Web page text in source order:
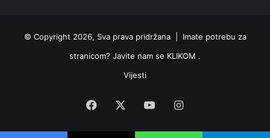
© Copyright 2026, Sva prava pridržana | Imate potrebu za
stranicom? Javite nam se KLIKOM .
Vijesti
Facebook YouTubeInstagram